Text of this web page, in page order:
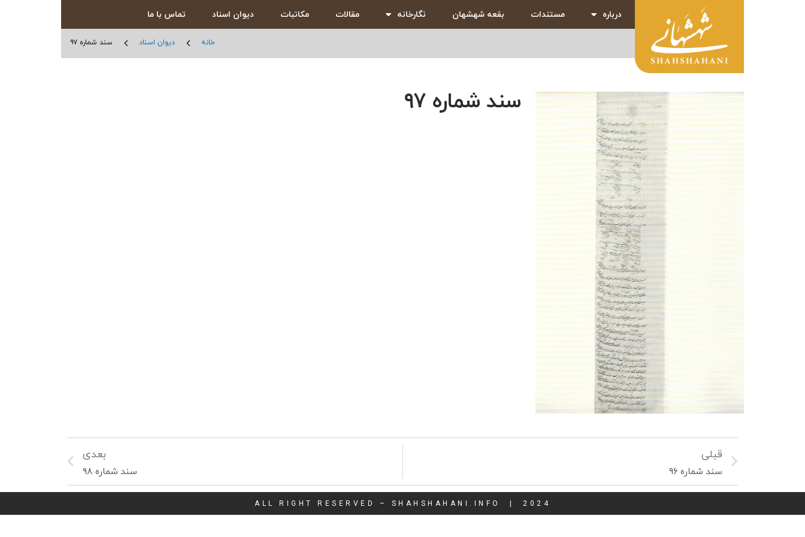
درباره مستندات بقعه شهشهان نگارخانه مقالات مکاتبات دیوان اسناد تماس با ما
خانه دیوان اسناد سند شماره ۹۷
سند شماره ۹۷
قبلی
سند شماره ۹۶
بعدی
سند شماره ۹۸
ALL RIGHT RESERVED – SHAHSHAHANI.INFO | 2024